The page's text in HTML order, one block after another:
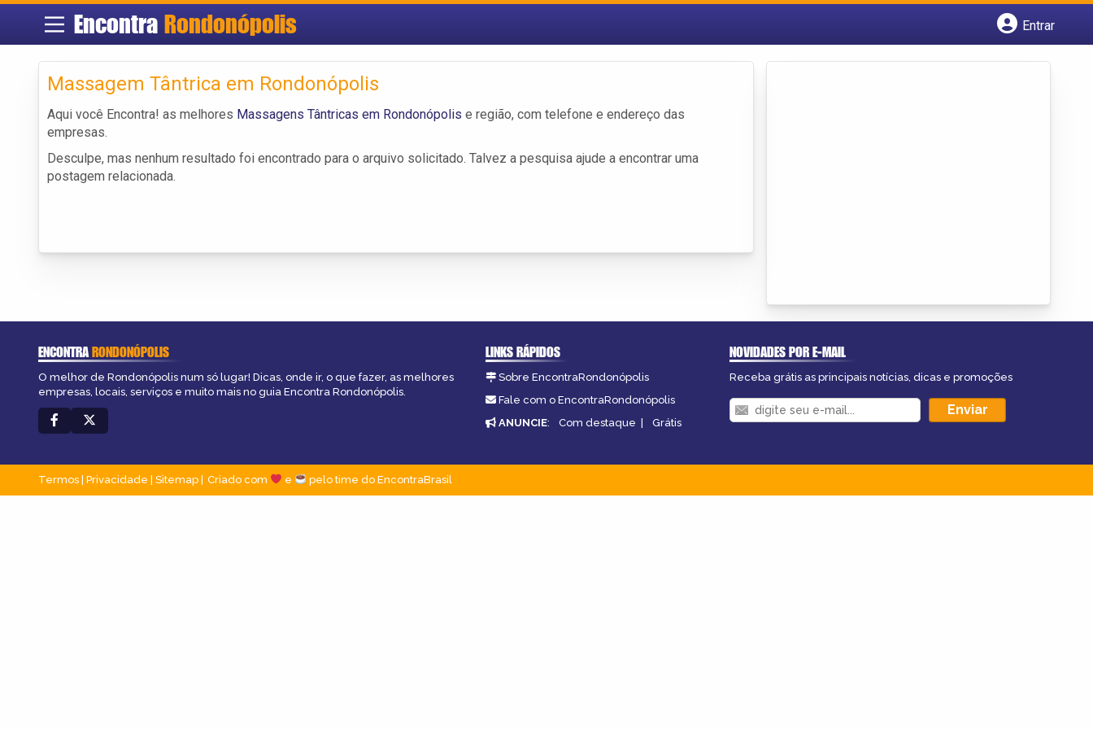
Encontra Rondonópolis
Entrar
Massagem Tântrica em Rondonópolis
Aqui você Encontra! as melhores Massagens Tântricas em Rondonópolis e região, com telefone e endereço das
empresas.
Desculpe, mas nenhum resultado foi encontrado para o arquivo solicitado. Talvez a pesquisa ajude a encontrar uma
postagem relacionada.
ENCONTRARONDONÓPOLIS
O melhor de Rondonópolis num só lugar! Dicas, onde ir, o que fazer, as melhores
empresas, locais, serviços e muito mais no guia Encontra Rondonópolis.
LINKS RÁPIDOS
Sobre EncontraRondonópolis
Fale com o EncontraRondonópolis
ANUNCIE: Com destaque | Grátis
NOVIDADES POR E-MAIL
Receba grátis as principais notícias, dicas e promoções
Termos Privacidade Sitemap Criado com e pelo time do EncontraBrasil